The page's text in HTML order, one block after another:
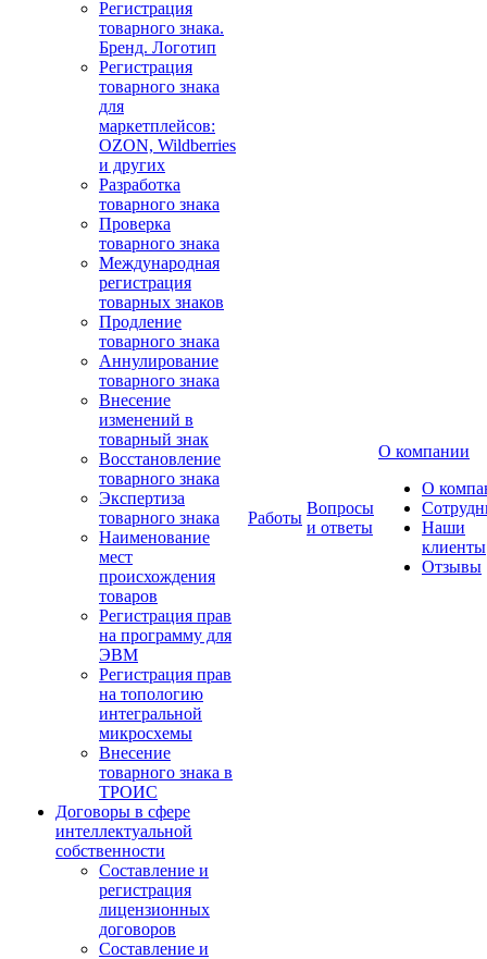
Регистрация
товарного знака.
Бренд. Логотип
Регистрация
товарного знака
для
маркетплейсов:
OZON, Wildberries
и других
Разработка
товарного знака
Проверка
товарного знака
Международная
регистрация
товарных знаков
Продление
товарного знака
Аннулирование
товарного знака
Внесение
изменений в
товарный знак
Восстановление
товарного знака
Экспертиза
товарного знака
Наименование
мест
происхождения
товаров
Регистрация прав
на программу для
ЭВМ
Регистрация прав
на топологию
интегральной
микросхемы
Внесение
товарного знака в
ТРОИС
Договоры в сфере
интеллектуальной
собственности
Составление и
регистрация
лицензионных
договоров
Составление и
Работы
Вопросы
и ответы
О компании
О
Наши
клиенты
Отзывы